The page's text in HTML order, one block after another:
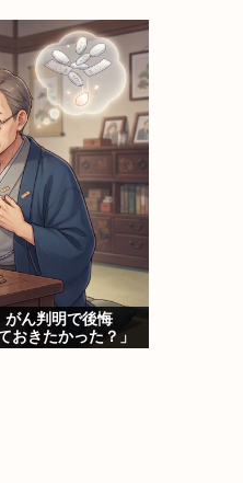
がん判明で後悔
おきたかった？」